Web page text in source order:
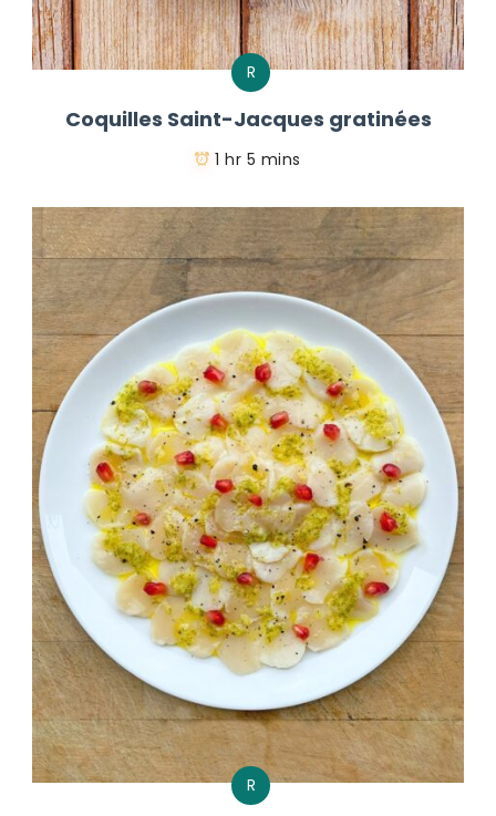
R
Coquilles Saint-Jacques gratinées
1 hr 5 mins
R